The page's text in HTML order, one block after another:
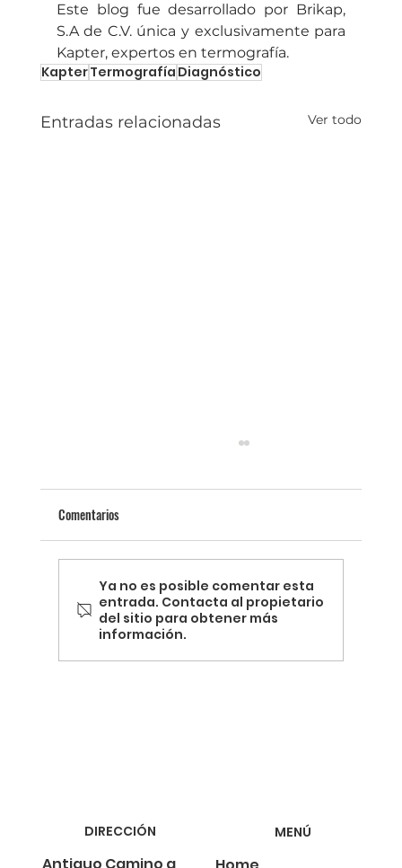
Este blog fue desarrollado por Brikap,
S.A de C.V. única y exclusivamente para
Kapter, expertos en termografía.
KapterTermografía Diagnóstico
Entradas relacionadas Ver todo
Comentarios
Ya no es posible comentar esta
entrada. Contacta al propietario
del sitio para obtener más
información.
DIRECCIÓN MENÚ